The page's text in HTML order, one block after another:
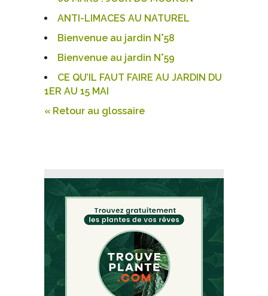
ANTI-LIMACES AU NATUREL
Bienvenue au jardin N°58
Bienvenue au jardin N°59
CE QU’IL FAUT FAIRE AU JARDIN DU
1ER AU 15 MAI
« Retour au glossaire